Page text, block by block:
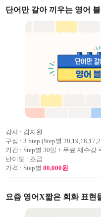
단어만 갈아 끼우는 영어 블
강사 : 김지원
구성 : 3 Step (Step별
기간 : Step별 30일 + 무료 재수강
난이도 : 초급
가격 : Step별 80,000원
요즘 영어X짧은 회화 표현